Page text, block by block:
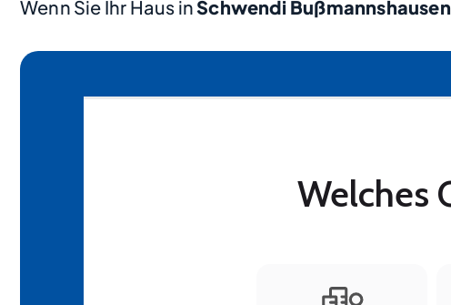
Wenn Sie Ihr Haus inSchwendi Bußmannshausen